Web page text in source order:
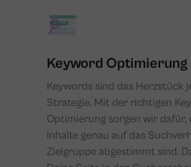
Keyword Optimierung
Keywords sind das Herzstück
Strategie. Mit der richtigen
Optimierung sorgen wir dafür,
Inhalte genau auf das
Zielgruppe abgestimmt sind.